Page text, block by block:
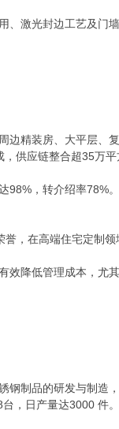
、激光封边工艺及门
边精装房、大平层、
供应链整合超35万平
，转介绍率78%
，在高端住宅定制领
降低管理成本，尤
钢制品的研发与制造
，日产量达3000 件。